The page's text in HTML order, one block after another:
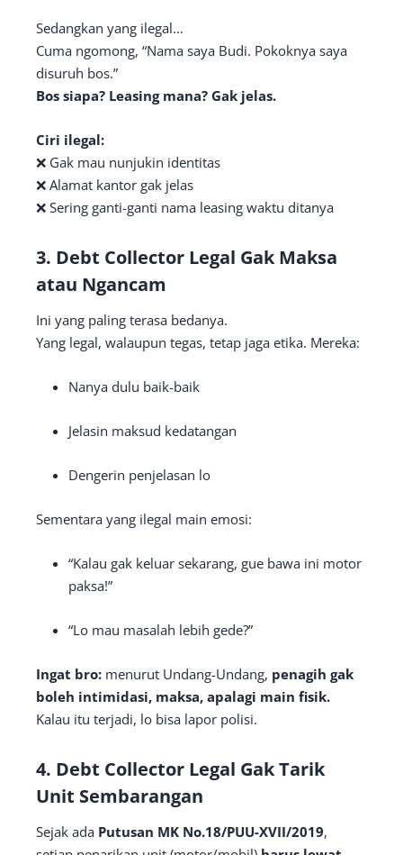
Sedangkan yang ilegal…
Cuma ngomong, “Nama saya Budi. Pokoknya saya
disuruh bos.”
Bos siapa? Leasing mana? Gak jelas.
Ciri ilegal:
❌ Gak mau nunjukin identitas
❌ Alamat kantor gak jelas
❌ Sering ganti-ganti nama leasing waktu ditanya
3. Debt Collector Legal Gak Maksa
atau Ngancam
Ini yang paling terasa bedanya.
Yang legal, walaupun tegas, tetap jaga etika. Mereka:
Nanya dulu baik-baik
Jelasin maksud kedatangan
Dengerin penjelasan lo
Sementara yang ilegal main emosi:
“Kalau gak keluar sekarang, gue bawa ini motor
paksa!”
“Lo mau masalah lebih gede?”
Ingat bro: menurut Undang-Undang, penagih gak
boleh intimidasi, maksa, apalagi main fisik.
Kalau itu terjadi, lo bisa lapor polisi.
4. Debt Collector Legal Gak Tarik
Unit Sembarangan
Sejak ada Putusan MK No.18/PUU-XVII/2019,